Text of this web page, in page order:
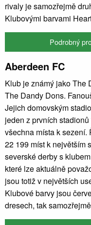
rivaly je samozřejmě
Klubovými barvami
Podrobný
Aberdeen FC
Klub je známý jako The
The Dandy Dons.
Jejich domovským
jeden z prvních
všechna místa k sezení.
22 199 míst k největším
severské derby s
které lze aktuálně
jsou totiž v největších
Klubové barvy jsou
dresech, tak